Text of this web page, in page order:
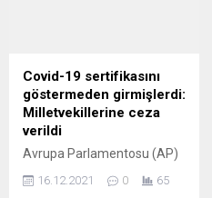
Covid-19 sertifikasını
göstermeden girmişlerdi:
Milletvekillerine ceza
verildi
Avrupa Parlamentosu (AP)
binalarına yeni tip
16.12.2021 0 65